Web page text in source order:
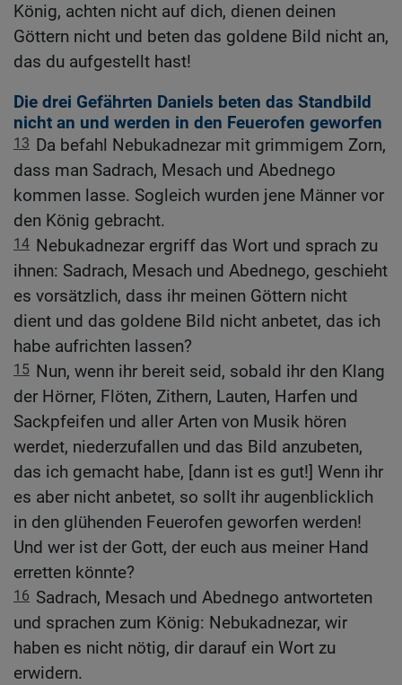
König, achten nicht auf dich, dienen deinen
Göttern nicht und beten das goldene Bild nicht an,
das du aufgestellt hast!
Die drei Gefährten Daniels beten das Standbild
nicht an und werden in den Feuerofen geworfen
13 Da befahl Nebukadnezar mit grimmigem Zorn,
dass man Sadrach, Mesach und Abednego
kommen lasse. Sogleich wurden jene Männer vor
den König gebracht.
14 Nebukadnezar ergriff das Wort und sprach zu
ihnen: Sadrach, Mesach und Abednego, geschieht
es vorsätzlich, dass ihr meinen Göttern nicht
dient und das goldene Bild nicht anbetet, das ich
habe aufrichten lassen?
15 Nun, wenn ihr bereit seid, sobald ihr den Klang
der Hörner, Flöten, Zithern, Lauten, Harfen und
Sackpfeifen und aller Arten von Musik hören
werdet, niederzufallen und das Bild anzubeten,
das ich gemacht habe, [dann ist es gut!] Wenn ihr
es aber nicht anbetet, so sollt ihr augenblicklich
in den glühenden Feuerofen geworfen werden!
Und wer ist der Gott, der euch aus meiner Hand
erretten könnte?
16 Sadrach, Mesach und Abednego antworteten
und sprachen zum König: Nebukadnezar, wir
haben es nicht nötig, dir darauf ein Wort zu
erwidern.